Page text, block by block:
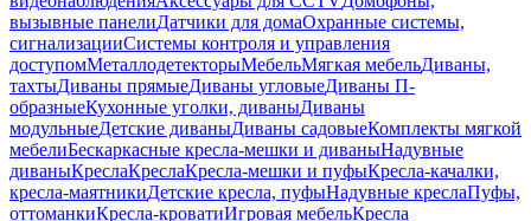
вызывные панелиДатчики для домаОхранные системы,
сигнализацииСистемы контроля и управления
доступомМеталлодетекторыМебельМягкая мебельДиваны,
тахтыДиваны прямыеДиваны угловыеДиваны П-
образныеКухонные уголки, диваныДиваны
модульныеДетские диваныДиваны садовыеКомплекты мягкой
мебелиБескаркасные кресла-мешки и диваныНадувные
диваныКреслаКреслаКресла-мешки и пуфыКресла-качалки,
кресла-маятникиДетские кресла, пуфыНадувные креслаПуфы,
оттоманкиКресла-кроватиИгровая мебельКресла